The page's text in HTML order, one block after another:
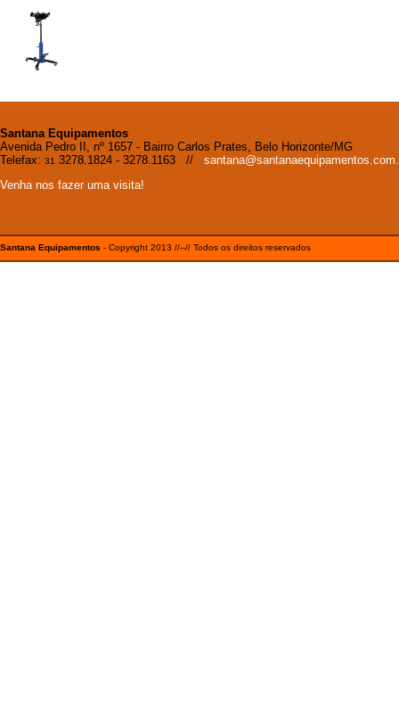
Santana Equipamentos
Avenida Pedro II, nº 1657 - Bairro Carlos Prates, Belo Horizonte/MG
Telefax: 31 3278.1824 - 3278.1163 //
Venha nos fazer uma visita!
Santana Equipamentos - Copyright 2013 //--// Todos os direitos reservados